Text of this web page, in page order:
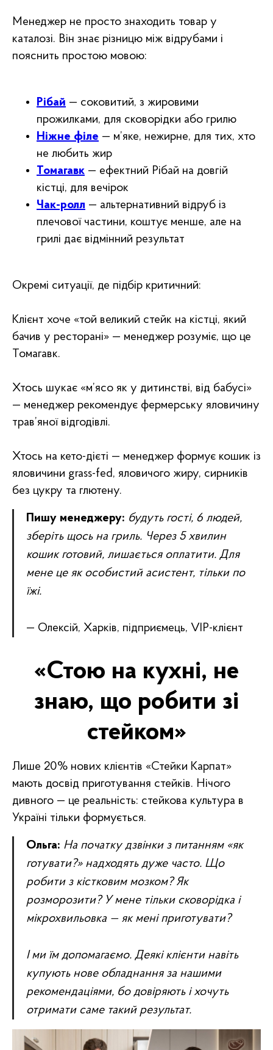
Менеджер не просто знаходить товар у
каталозі. Він знає різницю між відрубами і
пояснить простою мовою:
Рібай — соковитий, з жировими
прожилками, для сковорідки або грилю
Ніжне філе — м’яке, нежирне, для тих, хто
не любить жир
Томагавк — ефектний Рібай на довгій
кістці, для вечірок
Чак-ролл — альтернативний відруб із
плечової частини, коштує менше, але на
грилі дає відмінний результат
Окремі ситуації, де підбір критичний:
Клієнт хоче «той великий стейк на кістці, який
бачив у ресторані» — менеджер розуміє, що це
Томагавк.
Хтось шукає «м’ясо як у дитинстві, від бабусі»
— менеджер рекомендує фермерську яловичину
трав’яної відгодівлі.
Хтось на кето-дієті — менеджер формує кошик із
яловичини grass-fed, яловичого жиру, сирників
без цукру та глютену.
Пишу менеджеру: будуть гості, 6 людей,
зберіть щось на гриль. Через 5 хвилин
кошик готовий, лишається оплатити. Для
мене це як особистий асистент, тільки по
їжі.
— Олексій, Харків, підприємець, VIP-клієнт
«Стою на кухні, не
знаю, що робити зі
стейком»
Лише 20% нових клієнтів «Стейки Карпат»
мають досвід приготування стейків. Нічого
дивного — це реальність: стейкова культура в
Україні тільки формується.
Ольга: На початку дзвінки з питанням «як
готувати?» надходять дуже часто. Що
робити з кістковим мозком? Як
розморозити? У мене тільки сковорідка і
мікрохвильовка — як мені приготувати?
І ми їм допомагаємо. Деякі клієнти навіть
купують нове обладнання за нашими
рекомендаціями, бо довіряють і хочуть
отримати саме такий результат.